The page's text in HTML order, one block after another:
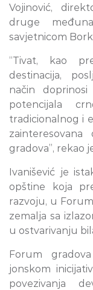
Vojinović,
druge
savjetnicom
“Tivat, kao
destinacija,
način
potencijala
tradicionalnog i
gradova”, rekao
Ivanišević je
opštine koja
razvoju, u
zemalja sa
u ostvarivanju
Forum
jonskom
povezivanja